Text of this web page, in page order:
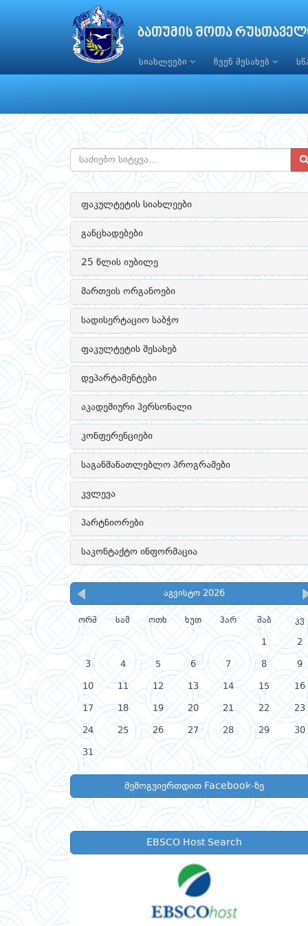
ბათუმის შოთა
სიახლეები ჩვენ შესახებ
ფაკულტეტის სიახლეები
განცხადებები
25 წლის იუბილე
მართვის ორგანოები
სადისერტაციო საბჭო
ფაკულტეტის შესახებ
დეპარტამენტები
აკადემიური პერსონალი
კონფერენციები
საგანმანათლებლო პროგრამები
კვლევა
პარტნიორები
საკონტაქტო ინფორმაცია
აგვისტო 2026
ორშ სამ ოთხ ხუთ პარ შაბ კვ
1 2
3 4 5 6 7 8 9
10 11 12 13 14 15 16
17 18 19 20 21 22 23
24 25 26 27 28 29 30
31
შემოგვიერთდით Facebook-ზე
EBSCO Host Search